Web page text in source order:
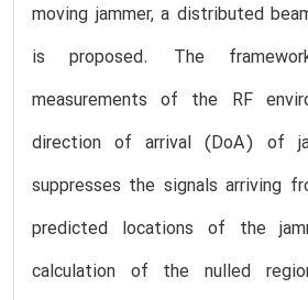
moving jammer, a distributed
is proposed. The
measurements of the RF
direction of arrival (DoA) of
suppresses the signals arriving
predicted locations of the
calculation of the nulled